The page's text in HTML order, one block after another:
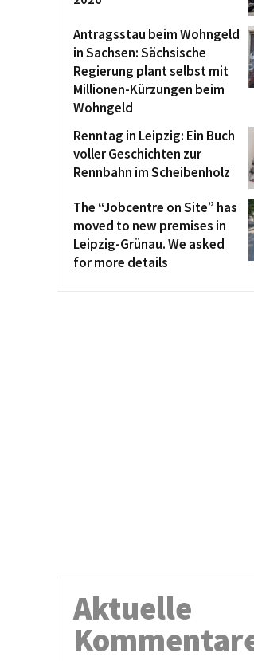
Antragsstau beim Wohngeld
in Sachsen: Sächsische
Regierung plant selbst mit
Millionen-Kürzungen beim
Wohngeld
Renntag in Leipzig: Ein Buch
voller Geschichten zur
Rennbahn im Scheibenholz
The “Jobcentre on Site” has
moved to new premises in
Leipzig-Grünau. We asked
for more details
Aktuelle